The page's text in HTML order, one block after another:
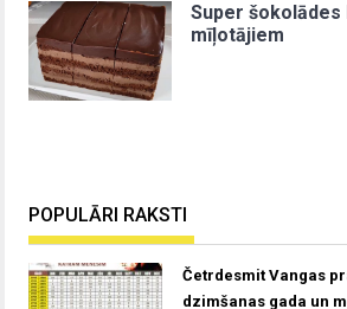
Super
mīļotājiem
POPULĀRI RAKSTI
Četrdesmit Vangas
dzimšanas gada un